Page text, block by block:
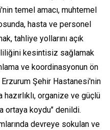
temel amacı, muhtemel
hasta ve personel
tahliye yollarını açık
kesintisiz sağlamak
ve koordinasyonun ön
Şehir Hastanesi'nin
organize ve güçlü
ortaya koydu" denildi.
devreye sokulan ve